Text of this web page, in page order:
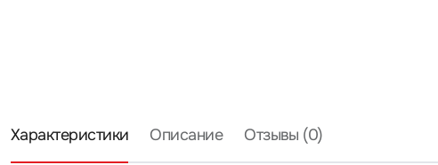
Характеристики Описание Отзывы (0)